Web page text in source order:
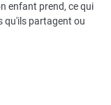
enfant prend, ce qui
qu'ils partagent ou